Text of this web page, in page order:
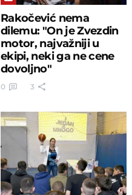
Rakočević nema
dilemu: "On je Zvezdin
motor, najvažniji u
ekipi, neki ga ne cene
dovoljno"
0 3